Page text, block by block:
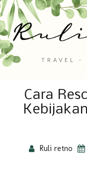
TRAVEL -
Cara
Ruli retno